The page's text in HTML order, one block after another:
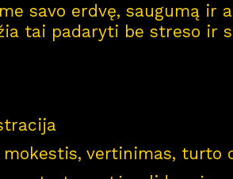
savo erdvę, saugumą ir
tai padaryti be streso ir
vertinimas, turto